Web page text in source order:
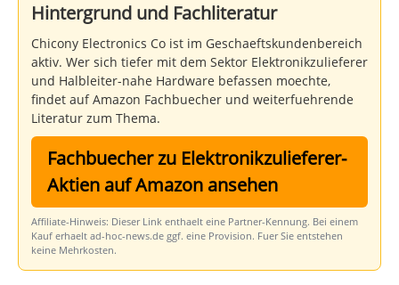
Hintergrund und Fachliteratur
Chicony Electronics Co ist im Geschaeftskundenbereich
aktiv. Wer sich tiefer mit dem Sektor Elektronikzulieferer
und Halbleiter-nahe Hardware befassen moechte,
findet auf Amazon Fachbuecher und weiterfuehrende
Literatur zum Thema.
Fachbuecher zu Elektronikzulieferer-
Aktien auf Amazon ansehen
Affiliate-Hinweis: Dieser Link enthaelt eine Partner-Kennung. Bei einem
Kauf erhaelt ad-hoc-news.de ggf. eine Provision. Fuer Sie entstehen
keine Mehrkosten.